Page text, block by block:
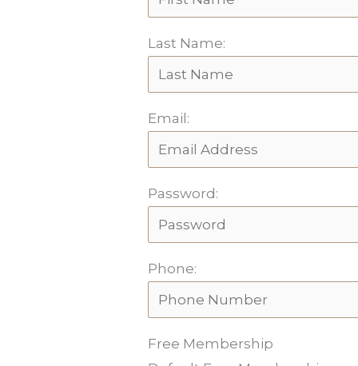
Last Name:
Email:
Password:
Phone:
Free Membership